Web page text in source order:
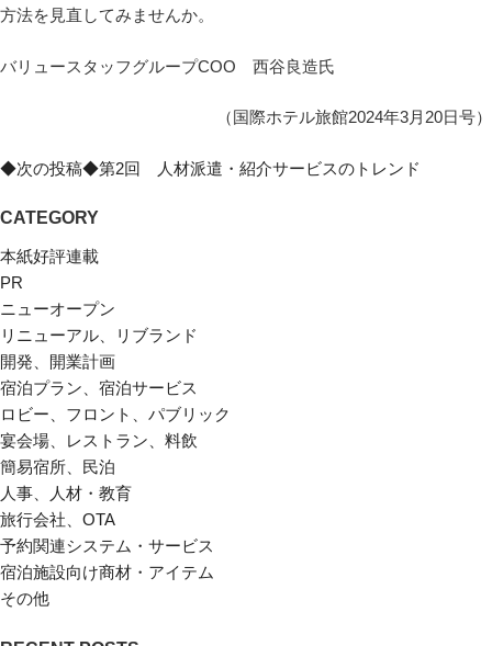
方法を見直してみませんか。
バリュースタッフグループCOO 西谷良造氏
（国際ホテル旅館2024年3月20日号）
◆次の投稿◆第2回 人材派遣・紹介サービスのトレンド
CATEGORY
本紙好評連載
PR
ニューオープン
リニューアル、リブランド
開発、開業計画
宿泊プラン、宿泊サービス
ロビー、フロント、パブリック
宴会場、レストラン、料飲
簡易宿所、民泊
人事、人材・教育
旅行会社、OTA
予約関連システム・サービス
宿泊施設向け商材・アイテム
その他